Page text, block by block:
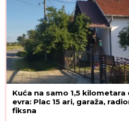
Kuća na samo 1,5
evra: Plac 15 ari, garaža,
fiksna